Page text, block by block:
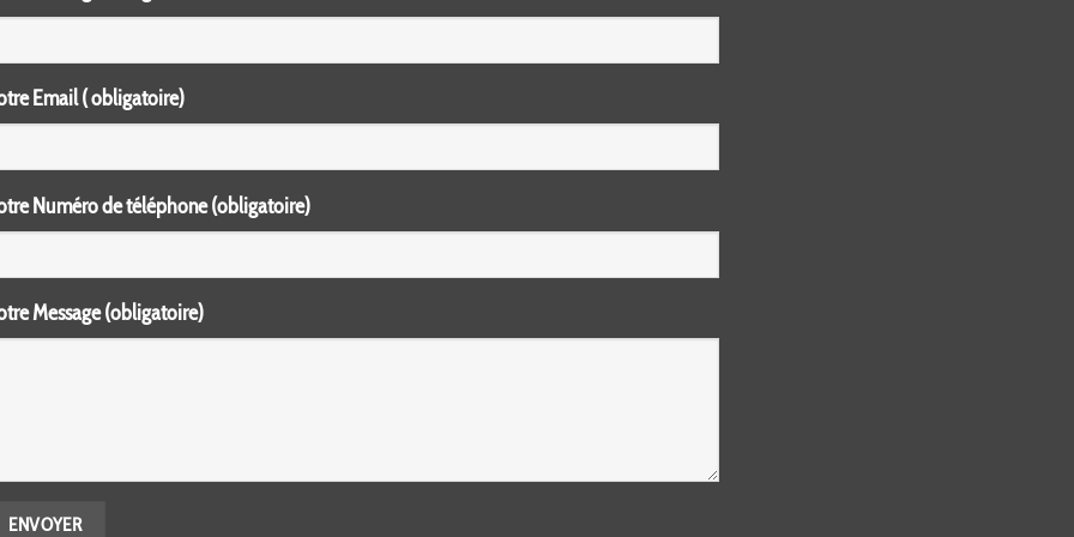
Email ( obligatoire)
Numéro de téléphone (obligatoire)
Message (obligatoire)